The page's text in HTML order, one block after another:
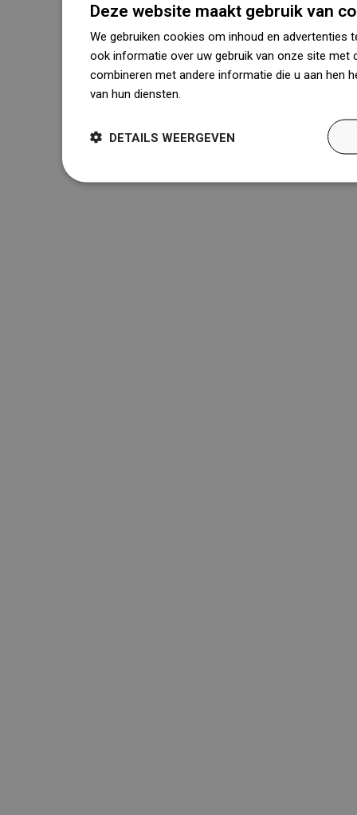
Deze website maakt gebruik van
We gebruiken cookies om inhoud en advertenties
ook informatie over uw gebruik van onze site met
combineren met andere informatie die u aan hen
van hun diensten.
DETAILS WEERGEVEN